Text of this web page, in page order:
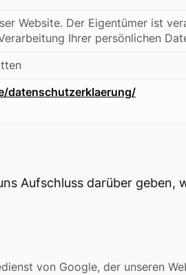
Website. Der Eigentümer ist
Ihrer persönlichen
datenschutzerklaerung/
Aufschluss darüber geben,
von Google, der unseren